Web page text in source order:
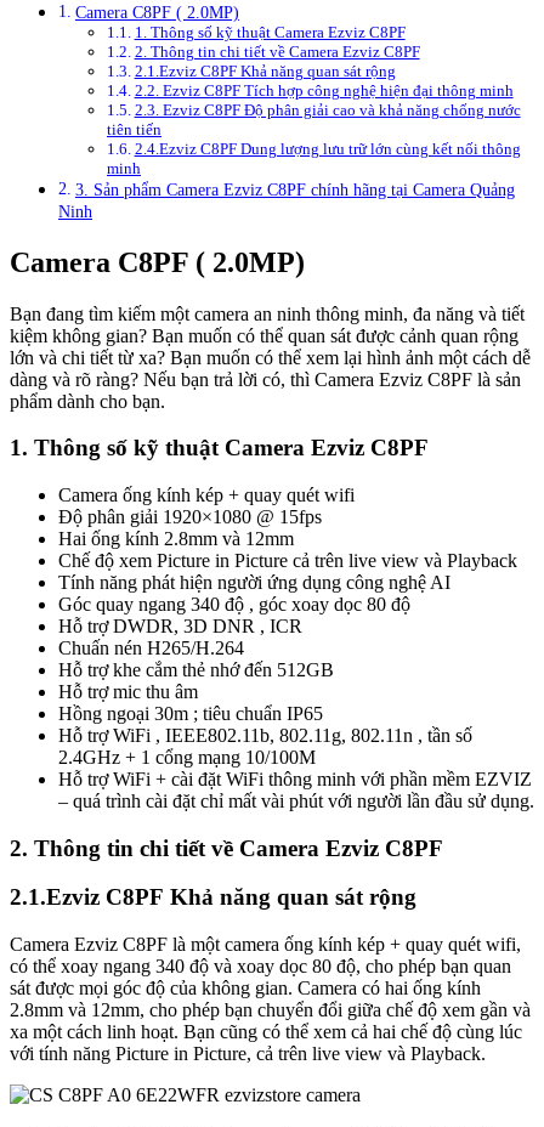
Camera C8PF ( 2.0MP)
1. Thông số kỹ thuật Camera Ezviz C8PF
2. Thông tin chi tiết về Camera Ezviz C8PF
2.1.Ezviz C8PF Khả năng quan sát rộng
2.2. Ezviz C8PF Tích hợp công nghệ hiện đại thông minh
2.3. Ezviz C8PF Độ phân giải cao và khả năng chống nước
tiên tiến
2.4.Ezviz C8PF Dung lượng lưu trữ lớn cùng kết nối thông
minh
3. Sản phẩm Camera Ezviz C8PF chính hãng tại Camera Quảng
Ninh
Camera C8PF ( 2.0MP)
Bạn đang tìm kiếm một camera an ninh thông minh, đa năng và tiết
kiệm không gian? Bạn muốn có thể quan sát được cảnh quan rộng
lớn và chi tiết từ xa? Bạn muốn có thể xem lại hình ảnh một cách dễ
dàng và rõ ràng? Nếu bạn trả lời có, thì Camera Ezviz C8PF là sản
phẩm dành cho bạn.
1. Thông số kỹ thuật Camera Ezviz C8PF
Camera ống kính kép + quay quét wifi
Độ phân giải 1920×1080 @ 15fps
Hai ống kính 2.8mm và 12mm
Chế độ xem Picture in Picture cả trên live view và Playback
Tính năng phát hiện người ứng dụng công nghệ AI
Góc quay ngang 340 độ , góc xoay dọc 80 độ
Hỗ trợ DWDR, 3D DNR , ICR
Chuấn nén H265/H.264
Hỗ trợ khe cắm thẻ nhớ đến 512GB
Hỗ trợ mic thu âm
Hồng ngoại 30m ; tiêu chuẩn IP65
Hỗ trợ WiFi , IEEE802.11b, 802.11g, 802.11n , tần số
2.4GHz + 1 cổng mạng 10/100M
Hỗ trợ WiFi + cài đặt WiFi thông minh với phần mềm EZVIZ
– quá trình cài đặt chỉ mất vài phút với người lần đầu sử dụng.
2. Thông tin chi tiết về Camera Ezviz C8PF
2.1.Ezviz C8PF Khả năng quan sát rộng
Camera Ezviz C8PF là một camera ống kính kép + quay quét wifi,
có thể xoay ngang 340 độ và xoay dọc 80 độ, cho phép bạn quan
sát được mọi góc độ của không gian. Camera có hai ống kính
2.8mm và 12mm, cho phép bạn chuyển đổi giữa chế độ xem gần và
xa một cách linh hoạt. Bạn cũng có thể xem cả hai chế độ cùng lúc
với tính năng Picture in Picture, cả trên live view và Playback.